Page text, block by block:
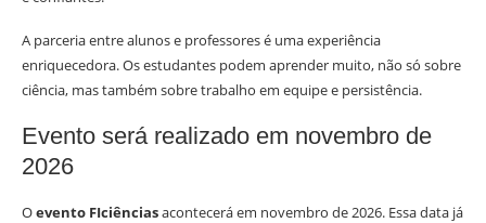
A parceria entre alunos e professores é uma experiência
enriquecedora. Os estudantes podem aprender muito, não só sobre
ciência, mas também sobre trabalho em equipe e persistência.
Evento será realizado em novembro de
2026
Oevento FIciênciasacontecerá em novembro de 2026. Essa data já